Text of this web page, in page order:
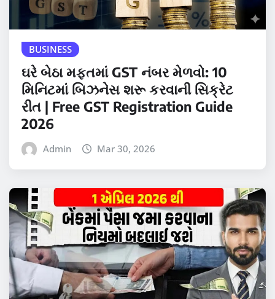
BUSINESS
ઘરે બેઠા મફતમાં GST નંબર મેળવો: 10
મિનિટમાં બિઝનેસ શરૂ કરવાની સિક્રેટ
રીત | Free GST Registration Guide
2026
Admin Mar 30, 2026